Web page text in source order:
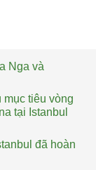
Nga và
tiêu vòng
tại Istanbul
đã hoàn